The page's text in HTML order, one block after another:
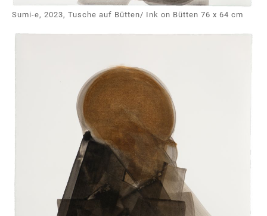
Sumi-e, 2023, Tusche auf Bütten/ Ink on Bütten 76 x 64 cm